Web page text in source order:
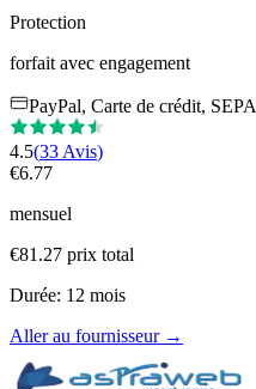
Protection
forfait avec engagement
PayPal, Carte de crédit, SEPA
4.5(33 Avis)
€6.77
mensuel
€81.27 prix total
Durée: 12 mois
Aller au fournisseur→